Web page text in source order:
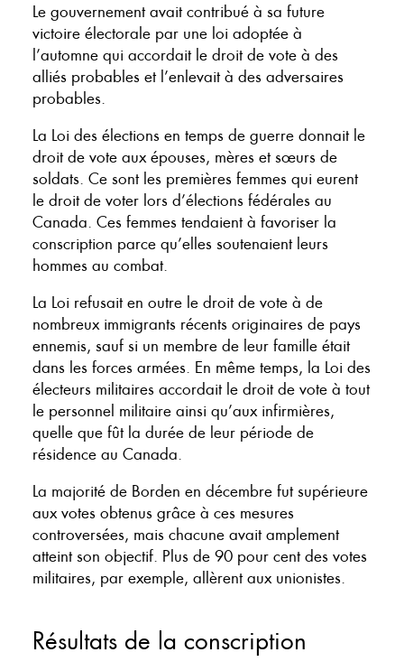
Le gouvernement avait contribué à sa future
victoire électorale par une loi adoptée à
l’automne qui accordait le droit de vote à des
alliés probables et l’enlevait à des adversaires
probables.
La Loi des élections en temps de guerre donnait le
droit de vote aux épouses, mères et sœurs de
soldats. Ce sont les premières femmes qui eurent
le droit de voter lors d’élections fédérales au
Canada. Ces femmes tendaient à favoriser la
conscription parce qu’elles soutenaient leurs
hommes au combat.
La Loi refusait en outre le droit de vote à de
nombreux immigrants récents originaires de pays
ennemis, sauf si un membre de leur famille était
dans les forces armées. En même temps, la Loi des
électeurs militaires accordait le droit de vote à tout
le personnel militaire ainsi qu’aux infirmières,
quelle que fût la durée de leur période de
résidence au Canada.
La majorité de Borden en décembre fut supérieure
aux votes obtenus grâce à ces mesures
controversées, mais chacune avait amplement
atteint son objectif. Plus de 90 pour cent des votes
militaires, par exemple, allèrent aux unionistes.
Résultats de la conscription